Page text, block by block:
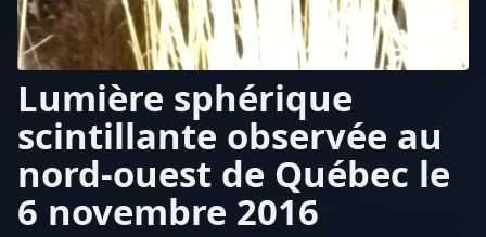
Lumière sphérique
scintillante observée au
nord-ouest de Québec le
6 novembre 2016